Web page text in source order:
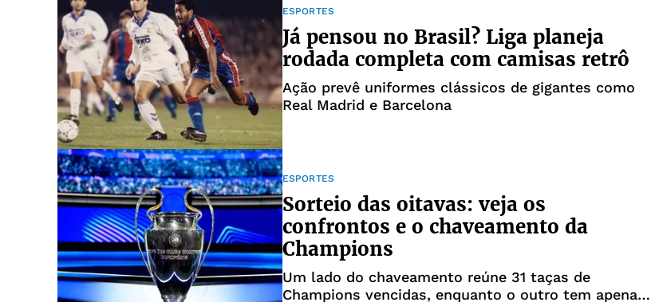
ESPORTES
Já pensou no Brasil? Liga planeja
rodada completa com camisas retrô
Ação prevê uniformes clássicos de gigantes como
Real Madrid e Barcelona
ESPORTES
Sorteio das oitavas: veja os
confrontos e o chaveamento da
Champions
Um lado do chaveamento reúne 31 taças de
Champions vencidas, enquanto o outro tem apenas